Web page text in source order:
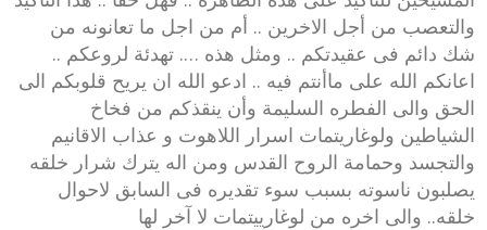
والتعصب من أجل الاخرين .. أم من اجل ما تعانونه من
شك دائم فى عقيدتكم .. ومثل هذه …. تهدئة لروعكم ..
اعانكم الله على ماأنتم فيه .. ادعو الله ان يريح قلوبكم الى
الحق والى الفطره السليمة وأن ينقذكم من فخاخ
الشياطين ولوغاريتمات اسرار اللاهوت و عذاب الاقانيم
والتجسد وحمامة الروح القدس ومن اله يترك شرار خلقه
يصلبون ناسوته بسبب سوء تقديره فى السابق لاحوال
خلقه.. والى اخره من لوغارييتمات لا آخر لها